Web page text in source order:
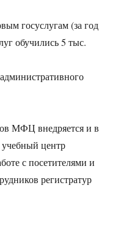
госуслугам (за год
обучились 5 тыс.
МФЦ внедряется и в
учебный центр
с посетителями и
регистратур